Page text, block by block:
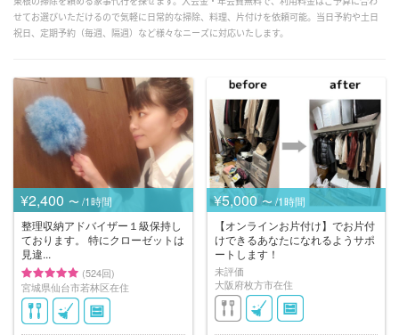
せてお選びいただけるので気軽に日常的な掃除、料理、片付けを依頼可能。当日予約や土日
祝日、定期予約（毎週、隔週）など様々なニーズに対応いたします。
¥2,400 〜 /1時間
整理収納アドバイザー１級保持し
ております。 特にクローゼットは
見違...
(524回)
宮城県仙台市若林区在住
¥5,000 〜 /1時間
【オンラインお片付け】でお片付
けできるあなたになれるようサポ
ートします！
未評価
大阪府枚方市在住